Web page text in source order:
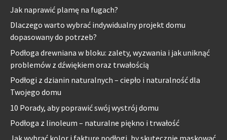
Jak naprawić plamę na fugach?
Dlaczego warto wybrać indywidualny projekt domu
dopasowany do potrzeb?
Podłoga drewniana w bloku: zalety, wyzwania i jak uniknąć
problemów z dźwiękiem oraz trwałością
Podłogi z dzianin naturalnych – ciepło i naturalność dla
Twojego domu
10 Porady, aby poprawić swój wystrój domu
Podłoga z linoleum – naturalne piękno i trwałość